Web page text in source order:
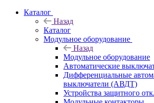
Каталог
Назад
Каталог
Модульное оборудование
Назад
Модульное оборудование
Автоматические
Дифференциальные
выключатели (АВДТ)
Устройства защитного